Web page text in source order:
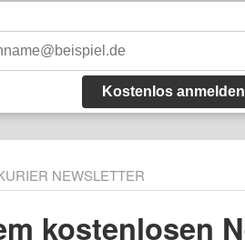
Kostenlos anmelden
NEWSLETTER
kostenlosen